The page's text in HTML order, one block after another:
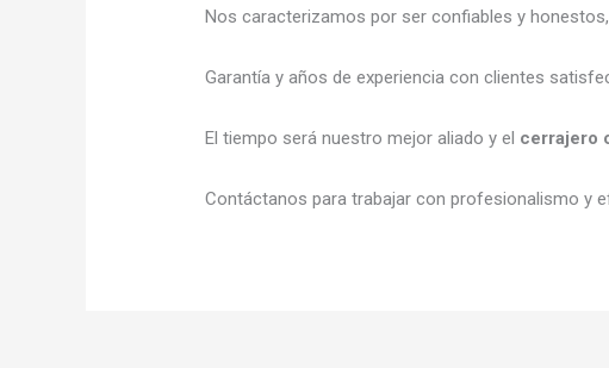
Nos caracterizamos por ser confiables y
Garantía y años de experiencia con clientes
El tiempo será nuestro mejor aliado y el cerrajero
Contáctanos para trabajar con profesionalismo y